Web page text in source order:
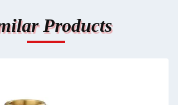
Products